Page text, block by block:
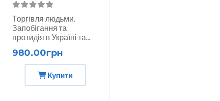
Торгівля людьми.
Запобігання та
протидія в Україні та...
980.00грн
Купити